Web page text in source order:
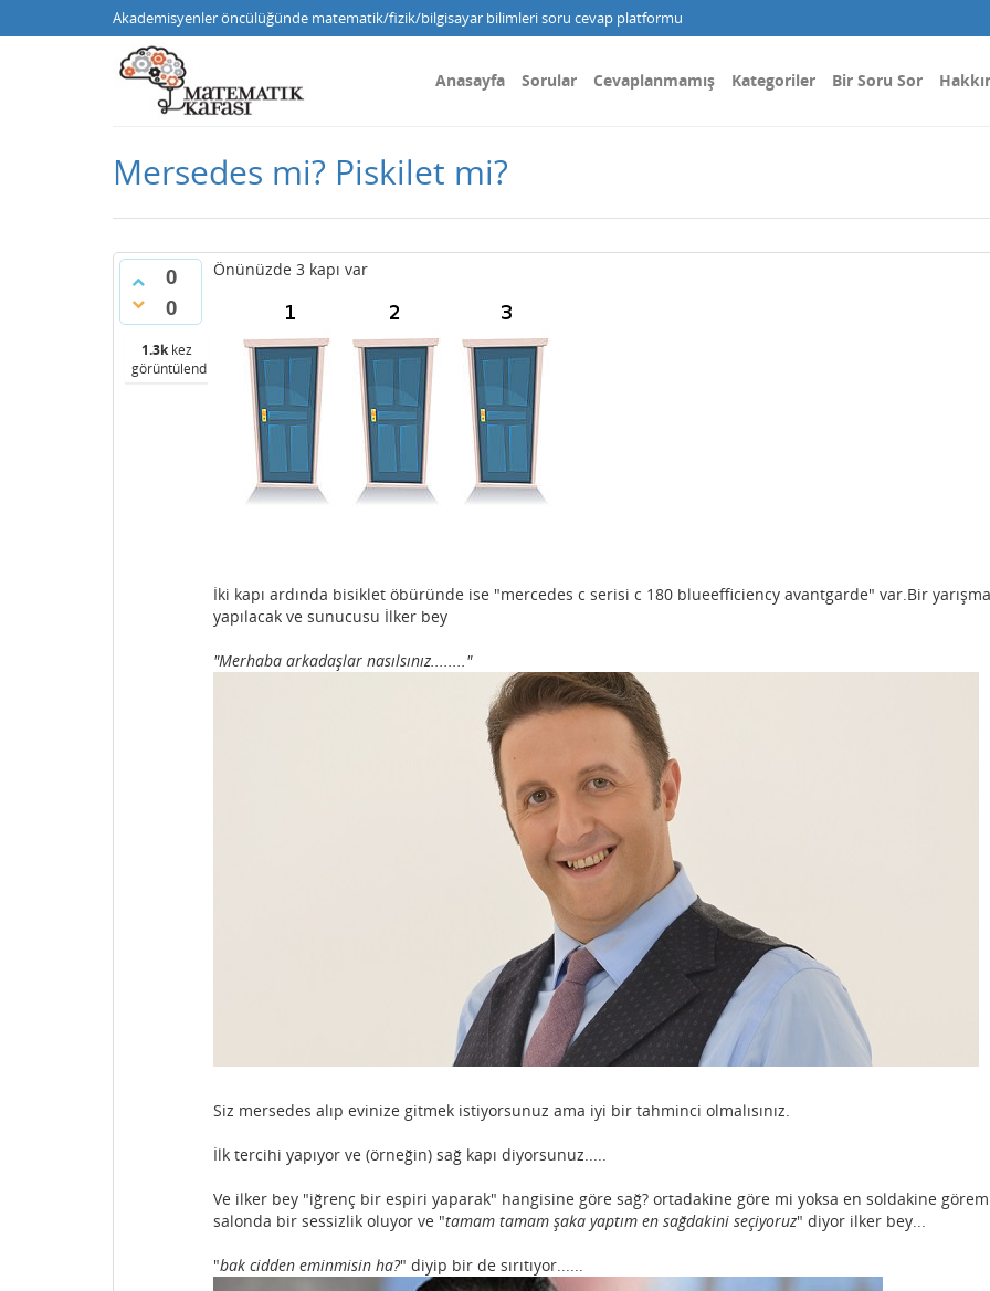
Akademisyenler öncülüğünde matematik/fizik/bilgisayar bilimleri soru cevap platformu
Anasayfa Sorular Cevaplanmamış Kategoriler Bir Soru Sor
Mersedes mi? Piskilet mi?
0
0
1.3kkez
görüntülendi
Önünüzde 3 kapı var
İki kapı ardında bisiklet öbüründe ise "mercedes c serisi c 180 blueefficiency avantgarde" var.Bir yarışma
yapılacak ve sunucusu İlker bey
"Merhaba arkadaşlar nasılsınız........"
Siz mersedes alıp evinize gitmek istiyorsunuz ama iyi bir tahminci olmalısınız.
İlk tercihi yapıyor ve (örneğin) sağ kapı diyorsunuz.....
Ve ilker bey "iğrenç bir espiri yaparak" hangisine göre sağ? ortadakine göre mi yoksa en soldakine
salonda bir sessizlik oluyor ve "tamam tamam şaka yaptım en sağdakini seçiyoruz" diyor ilker bey...
"bak cidden eminmisin ha?" diyip bir de sırıtıyor......